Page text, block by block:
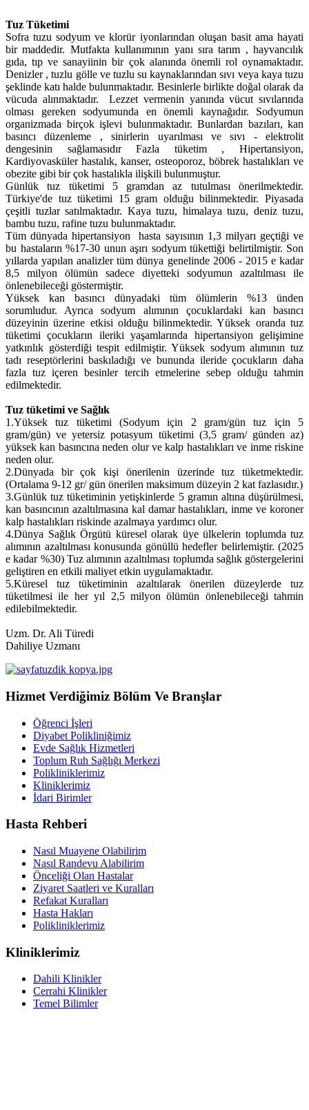
Tuz Tüketimi
Sofra tuzu sodyum ve klorür iyonlarından oluşan basit ama hayati
bir maddedir. Mutfakta kullanımının yanı sıra tarım , hayvancılık
gıda, tıp ve sanayiinin bir çok alanında önemli rol oynamaktadır.
Denizler , tuzlu gölle ve tuzlu su kaynaklarından sıvı veya kaya tuzu
şeklinde katı halde bulunmaktadır. Besinlerle birlikte doğal olarak da
vücuda alınmaktadır. Lezzet vermenin yanında vücut sıvılarında
olması gereken sodyumunda en önemli kaynağıdır. Sodyumun
organizmada birçok işlevi bulunmaktadır. Bunlardan bazıları, kan
basıncı düzenleme , sinirlerin uyarılması ve sıvı - elektrolit
dengesinin sağlamasıdır Fazla tüketim , Hipertansiyon,
Kardiyovasküler hastalık, kanser, osteoporoz, böbrek hastalıkları ve
obezite gibi bir çok hastalıkla ilişkili bulunmuştur.
Günlük tuz tüketimi 5 gramdan az tutulması önerilmektedir.
Türkiye'de tuz tüketimi 15 gram olduğu bilinmektedir. Piyasada
çeşitli tuzlar satılmaktadır. Kaya tuzu, himalaya tuzu, deniz tuzu,
bambu tuzu, rafine tuzu bulunmaktadır.
Tüm dünyada hipertansiyon hasta sayısının 1,3 milyarı geçtiği ve
bu hastaların %17-30 unun aşırı sodyum tükettiği belirtilmiştir. Son
yıllarda yapılan analizler tüm dünya genelinde 2006 - 2015 e kadar
8,5 milyon ölümün sadece diyetteki sodyumun azaltılması ile
önlenebileceği göstermiştir.
Yüksek kan basıncı dünyadaki tüm ölümlerin %13 ünden
sorumludur. Ayrıca sodyum alımının çocuklardaki kan basıncı
düzeyinin üzerine etkisi olduğu bilinmektedir. Yüksek oranda tuz
tüketimi çocukların ileriki yaşamlarında hipertansiyon gelişimine
yatkınlık gösterdiği tespit edilmiştir. Yüksek sodyum alımının tuz
tadı reseptörlerini baskıladığı ve bununda ileride çocukların daha
fazla tuz içeren besinler tercih etmelerine sebep olduğu tahmin
edilmektedir.
Tuz tüketimi ve Sağlık
1.Yüksek tuz tüketimi (Sodyum için 2 gram/gün tuz için 5
gram/gün) ve yetersiz potasyum tüketimi (3,5 gram/ günden az)
yüksek kan basıncına neden olur ve kalp hastalıkları ve inme riskine
neden olur.
2.Dünyada bir çok kişi önerilenin üzerinde tuz tüketmektedir.
(Ortalama 9-12 gr/ gün önerilen maksimum düzeyin 2 kat fazlasıdır.)
3.Günlük tuz tüketiminin yetişkinlerde 5 gramın altına düşürülmesi,
kan basıncının azaltılmasına kal damar hastalıkları, inme ve koroner
kalp hastalıkları riskinde azalmaya yardımcı olur.
4.Dünya Sağlık Örgütü küresel olarak üye ülkelerin toplumda tuz
alımının azaltılması konusunda gönüllü hedefler belirlemiştir. (2025
e kadar %30) Tuz alımının azaltılması toplumda sağlık göstergelerini
geliştiren en etkili maliyet etkin uygulamaktadır.
5.Küresel tuz tüketiminin azaltılarak önerilen düzeylerde tuz
tüketilmesi ile her yıl 2,5 milyon ölümün önlenebileceği tahmin
edilebilmektedir.
Uzm. Dr. Ali Türedi
Dahiliye Uzmanı
Hizmet Verdiğimiz Bölüm Ve Branşlar
Öğrenci İşleri
Diyabet Polikliniğimiz
Evde Sağlık Hizmetleri
Toplum Ruh Sağlığı Merkezi
Polikliniklerimiz
Kliniklerimiz
İdari Birimler
Hasta Rehberi
Nasıl Muayene Olabilirim
Nasıl Randevu Alabilirim
Önceliği Olan Hastalar
Ziyaret Saatleri ve Kuralları
Refakat Kuralları
Hasta Hakları
Polikliniklerimiz
Kliniklerimiz
Dahili Klinikler
Cerrahi Klinikler
Temel Bilimler